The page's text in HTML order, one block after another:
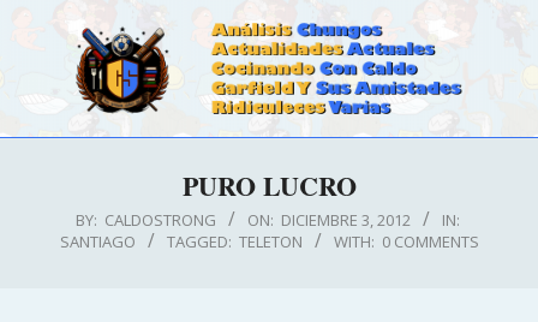
CALDOSTRONG.COM
PURO LUCRO
BY: CALDOSTRONG ON: DICIEMBRE 3, 2012
IN:
SANTIAGO
TAGGED: TELETON WITH: 0 COMMENTS